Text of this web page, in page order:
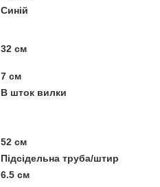
Синій
32 см
7 см
В шток вилки
52 см
Підсідельна труба/штир
6.5 см